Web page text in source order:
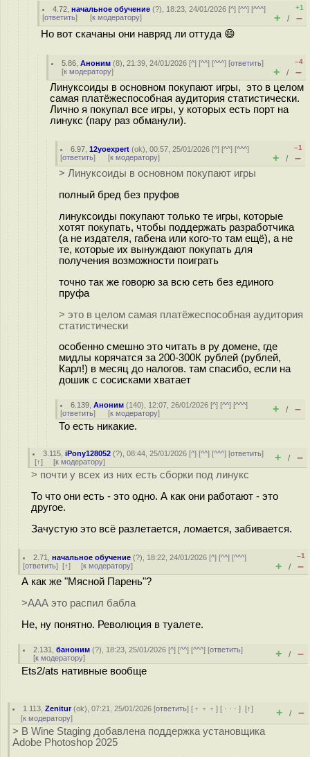
4.72 ,начальное обучение (?), 18:23, 24/01/2026 [^] [^^] [^^^]
[ответить] [к модератору]
+1
+ / –
Но вот скачаны они навряд ли оттуда 😄
5.86 ,Аноним (8), 21:39, 24/01/2026 [^] [^^] [^^^] [ответить]
[к модератору]
–4
+ / –
Линуксоиды в основном покупают игры, это в целом
самая платёжеспособная аудитория статистически.
Лично я покупал все игры, у которых есть порт на
линукс (пару раз обманули).
6.97 ,12yoexpert (ok), 00:57, 25/01/2026 [^] [^^] [^^^]
[ответить] [к модератору]
–1
+ / –
> Линуксоиды в основном покупают игры
полный бред без пруфов
линуксоиды покупают только те игры, которые
хотят покупать, чтобы поддержать разработчика
(а не издателя, габена или кого-то там ещё), а не
те, которые их вынуждают покупать для
получения возможности поиграть
точно так же говорю за всю сеть без единого
пруфа
> это в целом самая платёжеспособная аудитория
статистически
особенно смешно это читать в ру домене, где
мидлы корячатся за 200-300К рублей (рублей,
Карл!) в месяц до налогов. там спасибо, если на
дошик с сосисками хватает
6.139 ,Аноним (140), 12:07, 26/01/2026 [^] [^^] [^^^]
[ответить] [к модератору] + / –
То есть никакие.
3.115 ,iPony128052 (?), 08:44, 25/01/2026 [^] [^^] [^^^] [ответить]
[↑] [к модератору] + / –
> почти у всех из них есть сборки под линукс
То что они есть - это одно. А как они работают - это
другое.
Зачустую это всё разлетается, ломается, забивается.
2.71 ,начальное обучение (?), 18:22, 24/01/2026 [^] [^^] [^^^]
[ответить] [↑] [к модератору]
–1
+ / –
А как же "Мясной Парень"?
>ААА это распил бабла
Не, ну понятно. Революция в туалете.
2.131 ,баноним (?), 18:23, 25/01/2026 [^] [^^] [^^^] [ответить]
[к модератору] + / –
Ets2/ats нативные вообще
1.113 ,Zenitur(ok), 07:21, 25/01/2026 [ответить] [ ﹢﹢﹢] [ · · ·][↑]
[к модератору] + / –
> В Wine Staging добавлена поддержка установщика
Adobe Photoshop 2025